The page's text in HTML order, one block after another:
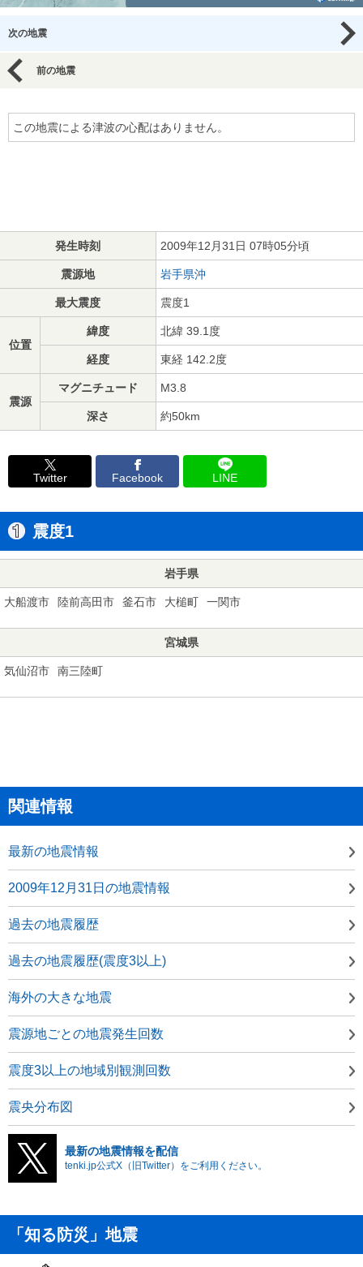
次の地震
前の地震
この地震による津波の心配はありません。
発生時刻 2009年12月31日 07時05分頃
震源地 岩手県沖
最大震度 震度1
位置
緯度 北緯 39.1度
経度 東経 142.2度
震源
マグニチュード M3.8
深さ 約50km
Twitter Facebook LINE
震度1
岩手県
大船渡市 陸前高田市 釜石市 大槌町 一関市
宮城県
気仙沼市 南三陸町
関連情報
最新の地震情報
2009年12月31日の地震情報
過去の地震履歴
過去の地震履歴(震度3以上)
海外の大きな地震
震源地ごとの地震発生回数
震度3以上の地域別観測回数
震央分布図
最新の地震情報を配信
tenki.jp公式X（旧Twitter）をご利用ください。
「知る防災」地震